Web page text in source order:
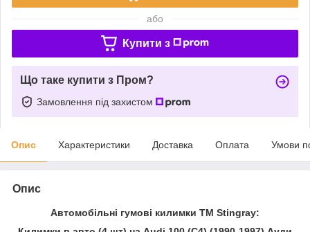
або
Купити з
Що таке купити з Пром?
Замовлення під захистом
Опис Характеристики Доставка Оплата Умови
Опис
Автомобільні гумові килимки ТМ Stingray: